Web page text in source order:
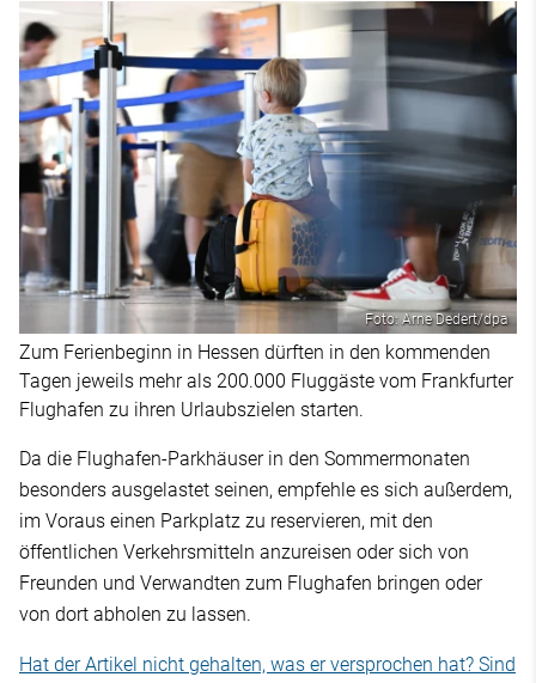
Foto: Arne Dedert/dpa
Zum Ferienbeginn in Hessen dürften in den kommenden
Tagen jeweils mehr als 200.000 Fluggäste vom Frankfurter
Flughafen zu ihren Urlaubszielen starten.
Da die Flughafen-Parkhäuser in den Sommermonaten
besonders ausgelastet seinen, empfehle es sich außerdem,
im Voraus einen Parkplatz zu reservieren, mit den
öffentlichen Verkehrsmitteln anzureisen oder sich von
Freunden und Verwandten zum Flughafen bringen oder
von dort abholen zu lassen.
Hat der Artikel nicht gehalten, was er versprochen hat? Sind